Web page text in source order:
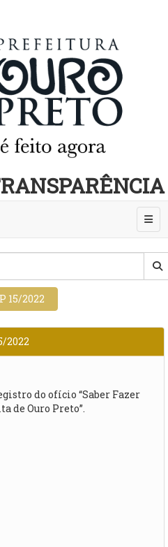
15/2022
2022
do ofício “Saber Fazer
de Ouro Preto”.